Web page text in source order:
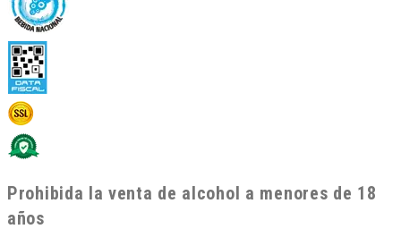
Prohibida la venta de alcohol a menores de 18
años